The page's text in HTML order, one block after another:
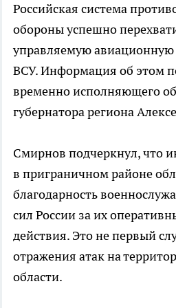
Российская система
обороны успешно
управляемую
ВСУ. Информация об этом
временно исполняющего
губернатора региона
Смирнов подчеркнул, что
в приграничном районе
благодарность
сил России за их
действия. Это не первый
отражения атак на
области.